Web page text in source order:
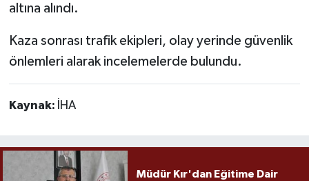
altına alındı.
Kaza sonrası trafik ekipleri, olay yerinde güvenlik
önlemleri alarak incelemelerde bulundu.
Kaynak: İHA
Müdür Kır'dan Eğitime Dair